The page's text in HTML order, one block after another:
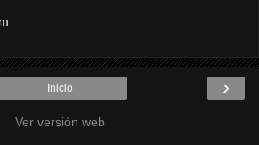
›
Inicio
Ver versión web